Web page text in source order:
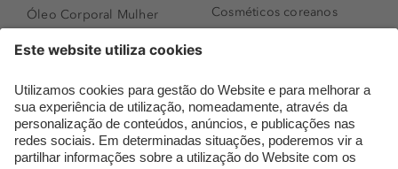
Óleo Corporal Mulher
Sérum de Rosto
Body mist & Spray
corporal
Produtos para Cabelo
Cosméticos coreanos
Perfumes árabes
Novidades
Melhores Perfumes
Femininos